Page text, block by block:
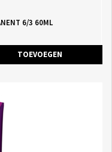
6/3 60ML
TOEVOEGEN